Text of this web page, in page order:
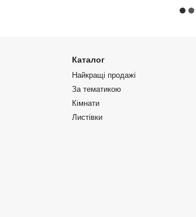
Каталог
Найкращі продажі
За тематикою
Кімнати
Листівки